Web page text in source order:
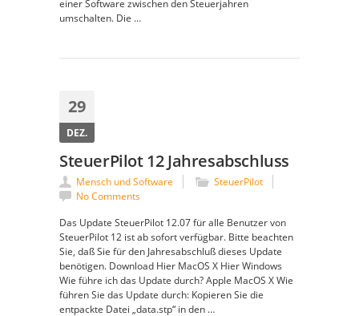
einer Software zwischen den Steuerjahren
umschalten. Die …
29
DEZ.
SteuerPilot 12 Jahresabschluss
Mensch und Software
SteuerPilot
No Comments
Das Update SteuerPilot 12.07 für alle Benutzer von
SteuerPilot 12 ist ab sofort verfügbar. Bitte beachten
Sie, daß Sie für den Jahresabschluß dieses Update
benötigen. Download Hier MacOS X Hier Windows
Wie führe ich das Update durch? Apple MacOS X Wie
führen Sie das Update durch: Kopieren Sie die
entpackte Datei „data.stp“ in den …